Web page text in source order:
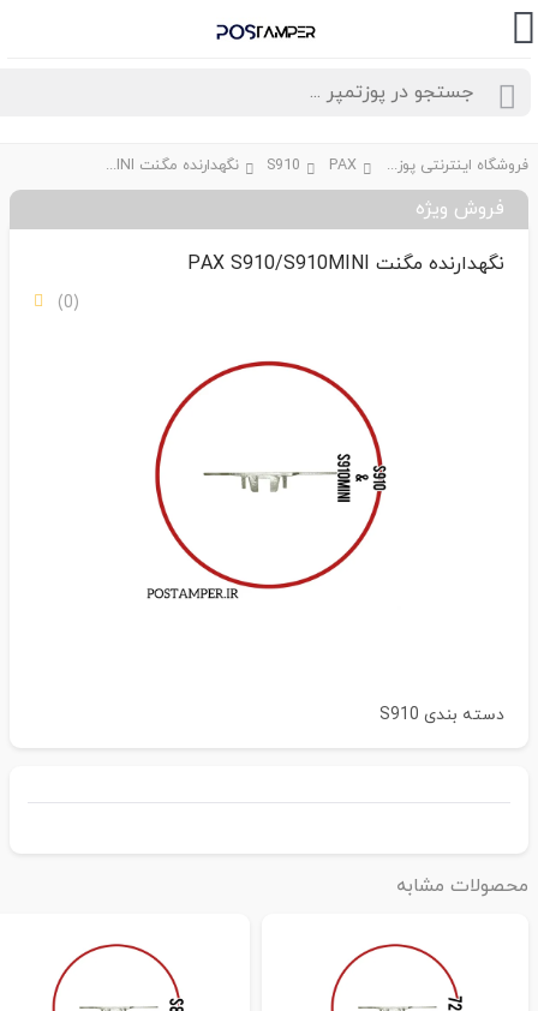
فروشگاه اینترنتی پوزتمپر PAX
S910 نگهدارنده مگنت PAX S910/S910MINI
فروش ویژه
نگهدارنده مگنت PAX S910/S910MINI
دسته بندیS910
مشابه